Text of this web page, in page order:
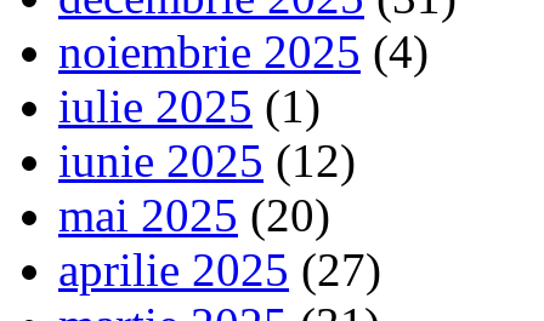
noiembrie 2025 (4)
iulie 2025 (1)
iunie 2025 (12)
mai 2025 (20)
aprilie 2025 (27)